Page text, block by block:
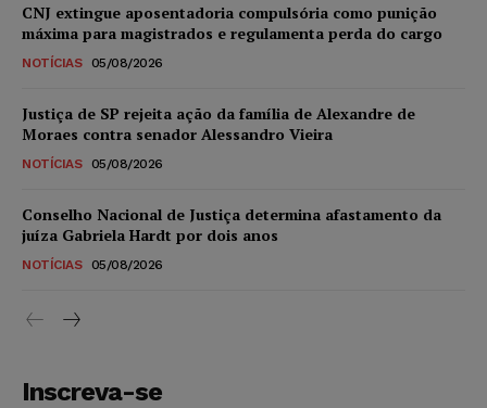
CNJ extingue aposentadoria compulsória como punição
máxima para magistrados e regulamenta perda do cargo
NOTÍCIAS 05/08/2026
Justiça de SP rejeita ação da família de Alexandre de
Moraes contra senador Alessandro Vieira
NOTÍCIAS 05/08/2026
Conselho Nacional de Justiça determina afastamento da
juíza Gabriela Hardt por dois anos
NOTÍCIAS 05/08/2026
Inscreva-se